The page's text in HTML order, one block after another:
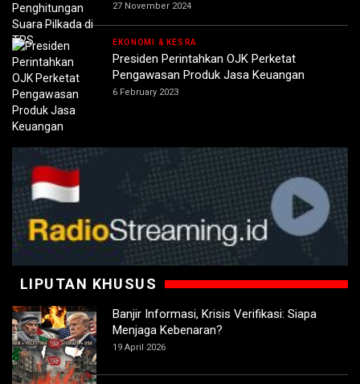
27 November 2024
EKONOMI & KESRA
Presiden Perintahkan OJK Perketat
Pengawasan Produk Jasa Keuangan
6 February 2023
LIPUTAN KHUSUS
Banjir Informasi, Krisis Verifikasi: Siapa
Menjaga Kebenaran?
19 April 2026